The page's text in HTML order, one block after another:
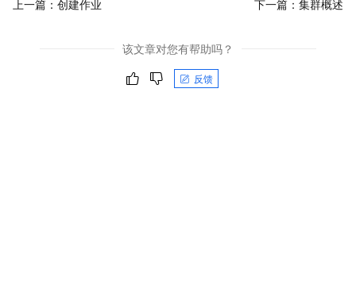
上一篇： 创建作业 下一篇： 集群概述
该文章对您有帮助吗？
反馈